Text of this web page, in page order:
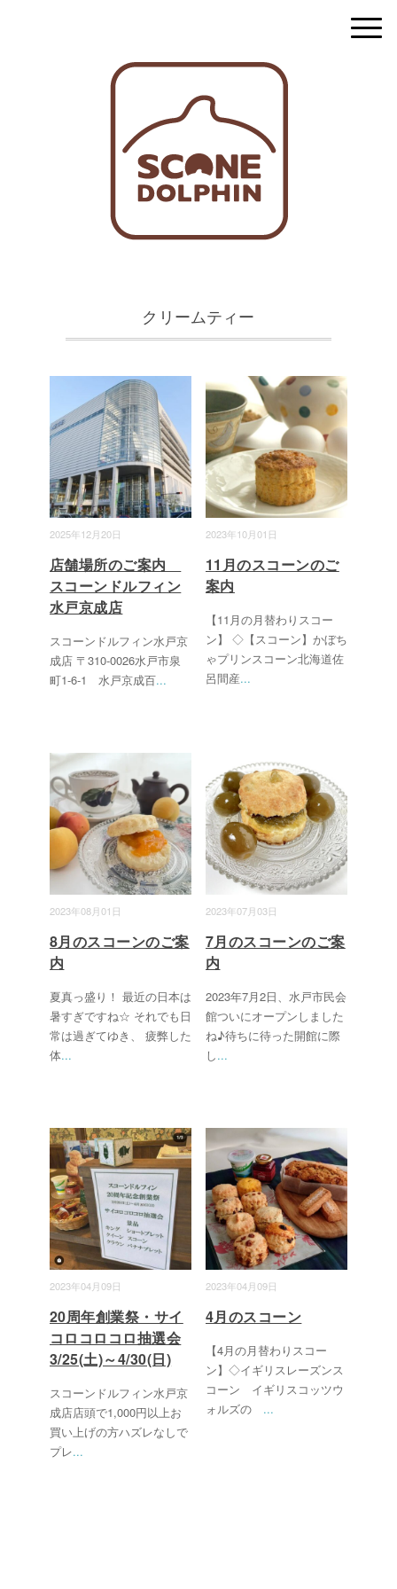
クリームティー
2025年12月20日
店舗場所のご案内
スコーンドルフィン
水戸京成店
スコーンドルフィン水戸京
成店 〒310-0026水戸市泉
町1-6-1 水戸京成百...
2023年10月01日
11月のスコーンのご
案内
【11月の月替わりスコー
ン】 ◇【スコーン】かぼち
ゃプリンスコーン北海道佐
呂間産...
2023年08月01日
8月のスコーンのご案
内
夏真っ盛り！ 最近の日本は
暑すぎですね☆ それでも日
常は過ぎてゆき、 疲弊した
体...
2023年07月03日
7月のスコーンのご案
内
2023年7月2日、水戸市民会
館ついにオープンしました
ね♪待ちに待った開館に際
し...
2023年04月09日
20周年創業祭・サイ
コロコロコロ抽選会
3/25(土)～4/30(日)
スコーンドルフィン水戸京
成店店頭で1,000円以上お
買い上げの方ハズレなしで
プレ...
2023年04月09日
4月のスコーン
【4月の月替わりスコー
ン】◇イギリスレーズンス
コーン イギリスコッツウ
ォルズの ...